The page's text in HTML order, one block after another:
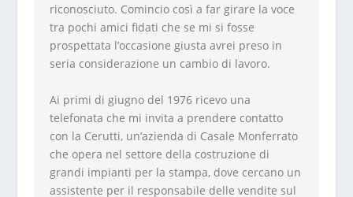
riconosciuto. Comincio così a far girare la voce
tra pochi amici fidati che se mi si fosse
prospettata l’occasione giusta avrei preso in
seria considerazione un cambio di lavoro.
Ai primi di giugno del 1976 ricevo una
telefonata che mi invita a prendere contatto
con la Cerutti, un’azienda di Casale Monferrato
che opera nel settore della costruzione di
grandi impianti per la stampa, dove cercano un
assistente per il responsabile delle vendite sul